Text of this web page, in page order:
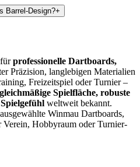
Barrel-Design?+
professionelle Dartboards,
Präzision, langlebigen Materialien
Freizeitspiel oder Turnier –
gleichmäßige Spielfläche, robuste
weltweit bekannt.
Winmau Dartboards,
Hobbyraum oder Turnier-